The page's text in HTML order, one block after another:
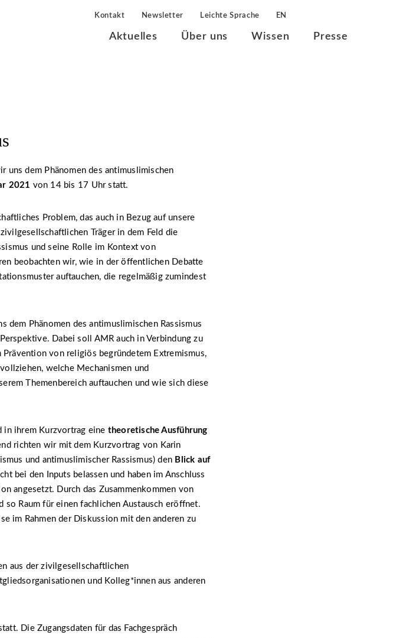
Kontakt Newsletter Leichte Sprache EN
Aktuelles Über uns Wissen Presse
uns dem Phänomen des antimuslimischen
2021 von 14 bis 17 Uhr statt.
Problem, das auch in Bezug auf unsere
Träger in dem Feld die
und seine Rolle im Kontext von
beobachten wir, wie in der öffentlichen Debatte
auftauchen, die regelmäßig zumindest
dem Phänomen des antimuslimischen Rassismus
Dabei soll AMR auch in Verbindung zu
von religiös begründetem Extremismus,
welche Mechanismen und
Themenbereich auftauchen und wie sich diese
in ihrem Kurzvortrag eine theoretische Ausführung
richten wir mit dem Kurzvortrag von Karin
und antimuslimischer Rassismus) den Blick auf
bei den Inputs belassen und haben im Anschluss
angesetzt. Durch das Zusammenkommen von
so Raum für einen fachlichen Austausch eröffnet.
im Rahmen der Diskussion mit den anderen zu
aus der zivilgesellschaftlichen
und Kolleg*innen aus anderen
Die Zugangsdaten für das Fachgespräch